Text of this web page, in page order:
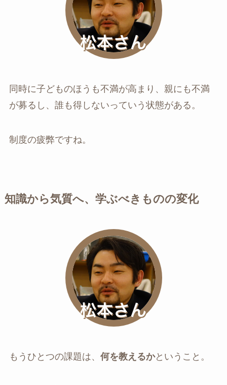
同時に子どものほうも不満が高まり、親にも不満
が募るし、誰も得しないっていう状態がある。
制度の疲弊ですね。
知識から気質へ、学ぶべきものの変化
もうひとつの課題は、 何を教えるかということ。